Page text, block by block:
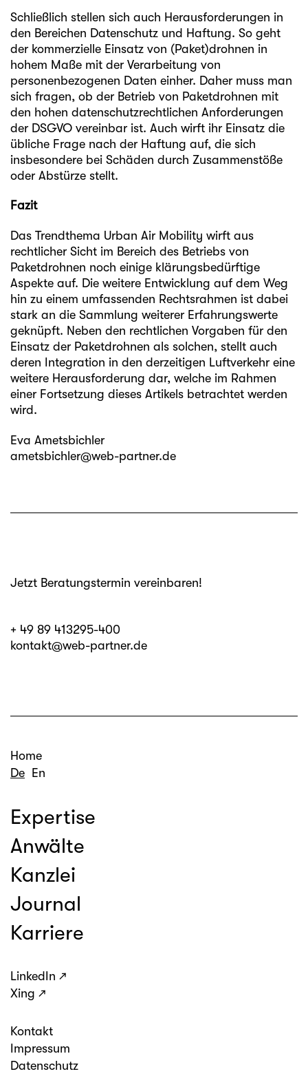
Schließlich stellen sich auch Herausforderungen in
den Bereichen Datenschutz und Haftung. So geht
der kommerzielle Einsatz von (Paket)drohnen in
hohem Maße mit der Verarbeitung von
personenbezogenen Daten einher. Daher muss man
sich fragen, ob der Betrieb von Paketdrohnen mit
den hohen datenschutzrechtlichen Anforderungen
der DSGVO vereinbar ist. Auch wirft ihr Einsatz die
übliche Frage nach der Haftung auf, die sich
insbesondere bei Schäden durch Zusammenstöße
oder Abstürze stellt.
Fazit
Das Trendthema Urban Air Mobility wirft aus
rechtlicher Sicht im Bereich des Betriebs von
Paketdrohnen noch einige klärungsbedürftige
Aspekte auf. Die weitere Entwicklung auf dem Weg
hin zu einem umfassenden Rechtsrahmen ist dabei
stark an die Sammlung weiterer Erfahrungswerte
geknüpft. Neben den rechtlichen Vorgaben für den
Einsatz der Paketdrohnen als solchen, stellt auch
deren Integration in den derzeitigen Luftverkehr eine
weitere Herausforderung dar, welche im Rahmen
einer Fortsetzung dieses Artikels betrachtet werden
wird.
Eva Ametsbichler
ametsbichler@web-partner.de
Jetzt Beratungstermin vereinbaren!
+ 49 89 413295-400
kontakt@web-partner.de
Home
De
En
Expertise
Anwälte
Kanzlei
Journal
Karriere
LinkedIn
Xing
Kontakt
Impressum
Datenschutz